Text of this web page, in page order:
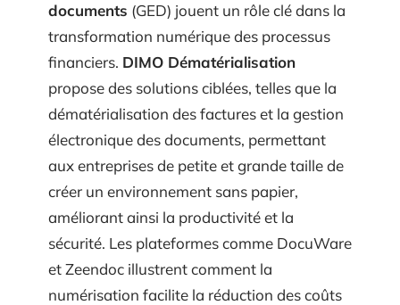
documents (GED) jouent un rôle clé dans la
transformation numérique des processus
financiers. DIMO Dématérialisation
propose des solutions ciblées, telles que la
dématérialisation des factures et la gestion
électronique des documents, permettant
aux entreprises de petite et grande taille de
créer un environnement sans papier,
améliorant ainsi la productivité et la
sécurité. Les plateformes comme DocuWare
et Zeendoc illustrent comment la
numérisation facilite la réduction des coûts